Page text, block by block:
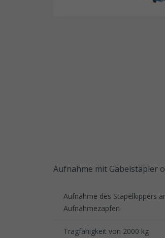
Aufnahme mit Gabelstapler
Aufnahme des Stapelkippers
Aufnahmezapfen
Tragfähigkeit von 2000 kg